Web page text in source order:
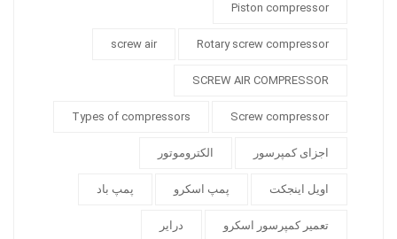
Piston compressor
Rotary screw compressor
screw air
SCREW AIR COMPRESSOR
Screw compressor
Types of compressors
اجزای کمپرسور الکتروموتور
اویل اینجکت پمپ اسکرو پمپ باد
تعمیر کمپرسور اسکرو درایر